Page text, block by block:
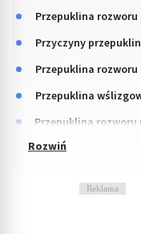
Przepuklina rozworu
Przyczyny
Przepuklina rozworu
Przepuklina
Przepuklina rozworu
Reklama